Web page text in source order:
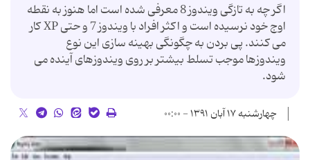
اگر چه به تازگی ویندوز 8 معرفی شده است اما هنوز به نقطه
اوج خود نرسیده است و اكثر افراد با ویندوز 7 و حتی XP كار
می كنند. پی بردن به چگونگی بهینه سازی این نوع
ویندوزها موجب تسلط بیشتر بر روی ویندوزهای آینده می
شود.
چهارشنبه ۱۷ آبان ۱۳۹۱ - ۰۰:۰۰